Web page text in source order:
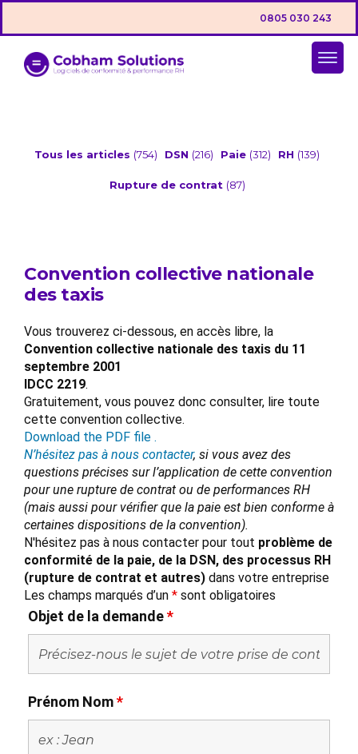
0805 030 243
Tous les articles (754) DSN (216) Paie (312) RH (139)
Rupture de contrat (87)
Convention collective nationale
des taxis
Vous trouverez ci-dessous, en accès libre, la
Convention collective nationale des taxis du 11
septembre 2001
IDCC 2219.
Gratuitement, vous pouvez donc consulter, lire toute
cette convention collective.
Download the PDF file .
N’hésitez pas à nous contacter, si vous avez des
questions précises sur l’application de cette convention
pour une rupture de contrat ou de performances RH
(mais aussi pour vérifier que la paie est bien conforme à
certaines dispositions de la convention).
N'hésitez pas à nous contacter pour tout problème de
conformité de la paie, de la DSN, des processus RH
(rupture de contrat et autres) dans votre entreprise
Les champs marqués d’un * sont obligatoires
Objet de la demande*
Prénom Nom*